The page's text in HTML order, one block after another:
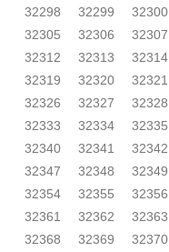
32298
32299 32300
32305
32306 32307
32312
32313 32314
32319
32320 32321
32326
32327 32328
32333
32334 32335
32340
32341 32342
32347
32348 32349
32354
32355 32356
32361
32362 32363
32368
32369 32370